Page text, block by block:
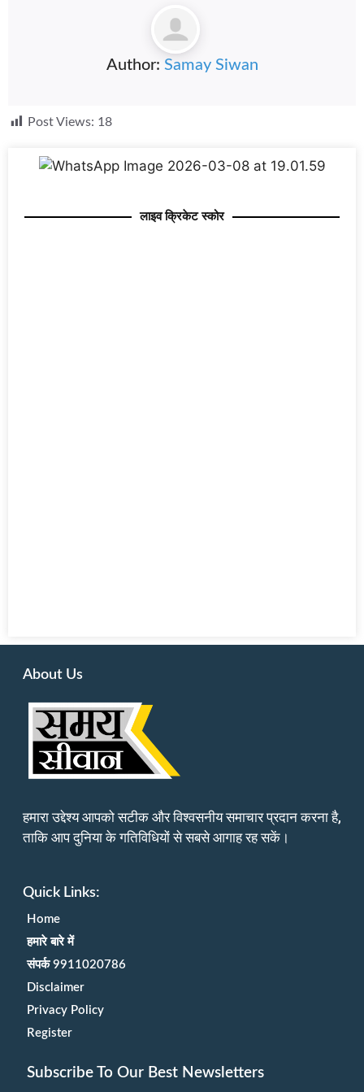
Author: Samay Siwan
Post Views: 18
लाइव क्रिकेट स्कोर
About Us
हमारा उद्देश्य आपको सटीक और विश्वसनीय समाचार प्रदान करना है,
ताकि आप दुनिया के गतिविधियों से सबसे आगाह रह सकें।
Quick Links:
Home
हमारे बारे में
संपर्क 9911020786
Disclaimer
Privacy Policy
Register
Subscribe To Our Best Newsletters